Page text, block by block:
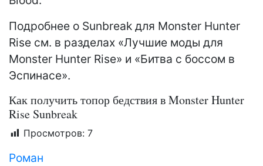
Подробнее о Sunbreak для Monster Hunter
Rise см. в разделах «Лучшие моды для
Monster Hunter Rise» и «Битва с боссом в
Эспинасе».
Как получить топор бедствия в Monster Hunter
Rise Sunbreak
Просмотров: 7
Роман